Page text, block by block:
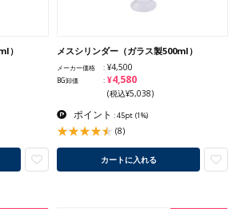
） メスシリンダー（ガラス製500ml）
メーカー価格 ¥4,500
BG卸価 ¥4,580
(税込¥5,038)
ポイント : 45pt (1%)
(8)
カートに入れる